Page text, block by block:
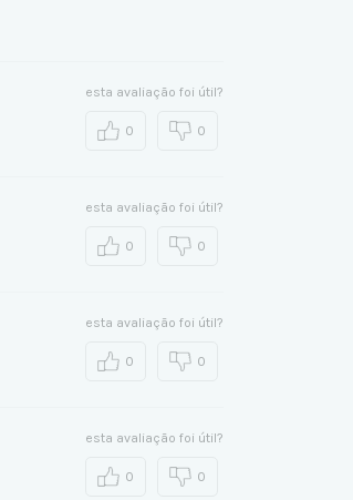
esta avaliação foi útil?
0 0
esta avaliação foi útil?
0 0
esta avaliação foi útil?
0 0
esta avaliação foi útil?
0 0